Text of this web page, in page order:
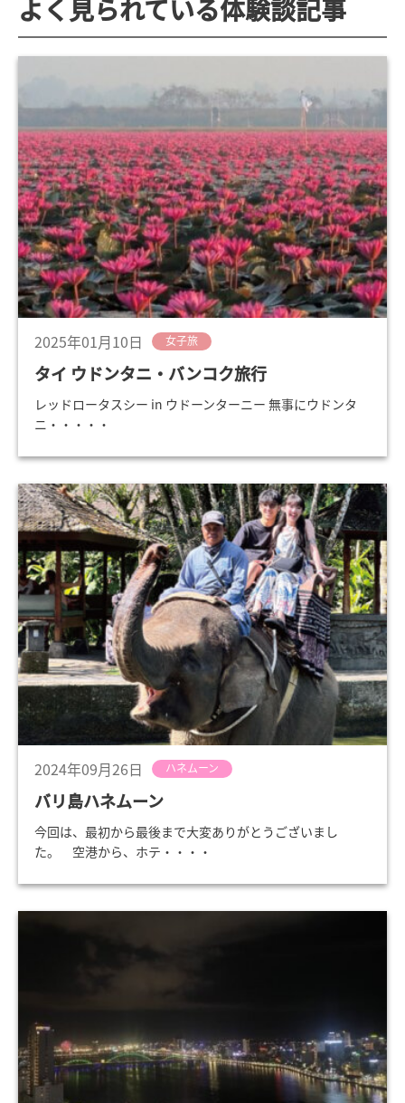
よく見られている体験談記事
2025年01月10日 女子旅
タイ ウドンタニ・バンコク旅行
レッドロータスシー in ウドーンターニー 無事にウドンタ
ニ・・・・・
2024年09月26日 ハネムーン
バリ島ハネムーン
今回は、最初から最後まで大変ありがとうございまし
た。 空港から、ホテ・・・・